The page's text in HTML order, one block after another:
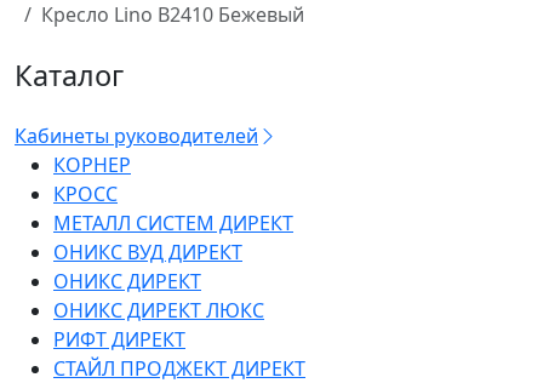
Кресло Lino B2410 Бежевый
Каталог
Кабинеты руководителей
КОРНЕР
КРОСС
МЕТАЛЛ СИСТЕМ ДИРЕКТ
ОНИКС ВУД ДИРЕКТ
ОНИКС ДИРЕКТ
ОНИКС ДИРЕКТ ЛЮКС
РИФТ ДИРЕКТ
СТАЙЛ ПРОДЖЕКТ ДИРЕКТ